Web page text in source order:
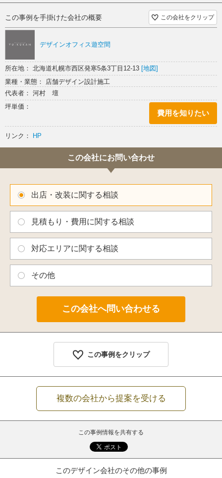
この事例を手掛けた会社の概要 この会社をクリップ
デザインオフィス遊空間
所在地： 北海道札幌市西区発寒5条3丁目12-13 [地図]
業種・業態： 店舗デザイン設計施工
代表者： 河村 壇
坪単価：
費用を知りたい
リンク： HP
この会社にお問い合わせ
出店・改装に関する相談
見積もり・費用に関する相談
対応エリアに関する相談
その他
この事例をクリップ
複数の会社から提案を受ける
この事例情報を共有する
このデザイン会社のその他の事例